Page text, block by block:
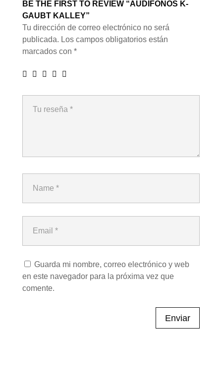
BE THE FIRST TO REVIEW “AUDÍFONOS K-
GAUBT KALLEY”
Tu dirección de correo electrónico no será
publicada. Los campos obligatorios están
marcados con *
Guarda mi nombre, correo electrónico y web
en este navegador para la próxima vez que
comente.
Enviar